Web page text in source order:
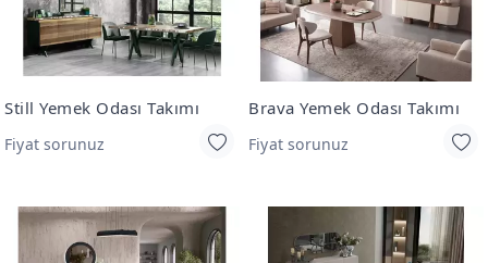
Still Yemek Odası Takımı
Fiyat sorunuz
Brava Yemek Odası Takımı
Fiyat sorunuz